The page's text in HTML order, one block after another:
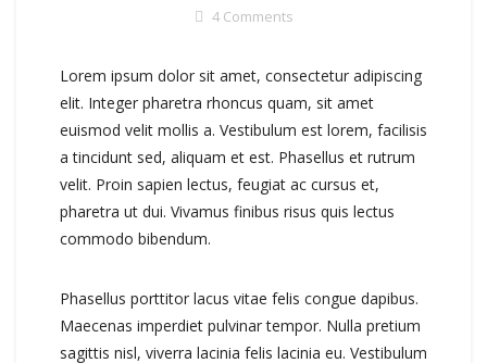
4 Comments
Lorem ipsum dolor sit amet, consectetur adipiscing
elit. Integer pharetra rhoncus quam, sit amet
euismod velit mollis a. Vestibulum est lorem, facilisis
a tincidunt sed, aliquam et est. Phasellus et rutrum
velit. Proin sapien lectus, feugiat ac cursus et,
pharetra ut dui. Vivamus finibus risus quis lectus
commodo bibendum.
Phasellus porttitor lacus vitae felis congue dapibus.
Maecenas imperdiet pulvinar tempor. Nulla pretium
sagittis nisl, viverra lacinia felis lacinia eu. Vestibulum